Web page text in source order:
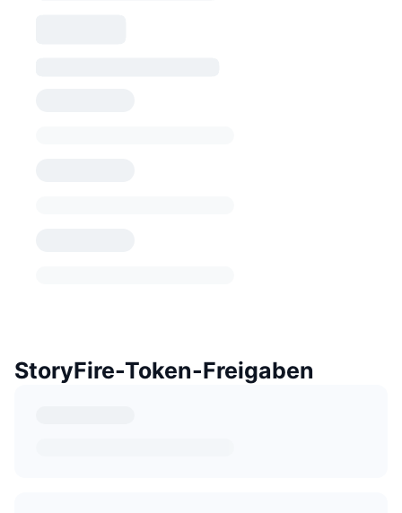
StoryFire-Token-Freigaben